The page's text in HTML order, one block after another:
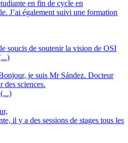
en fin de cycle en
J’ai également suivi une formation
soucis de soutenir la vision de OSI
je suis Mr Sández. Docteur
des sciences.
il y a des sessions de stages tous les